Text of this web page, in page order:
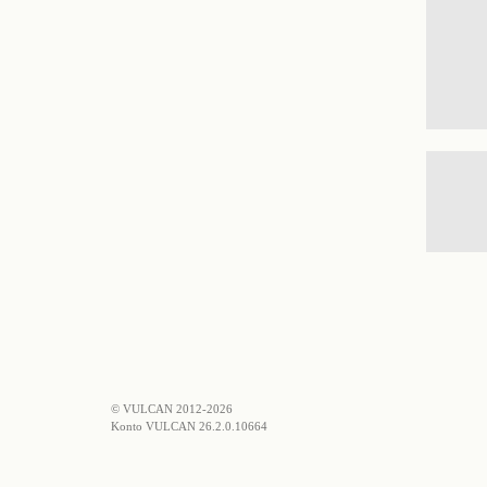
© VULCAN 2012-2026
Konto VULCAN 26.2.0.10664